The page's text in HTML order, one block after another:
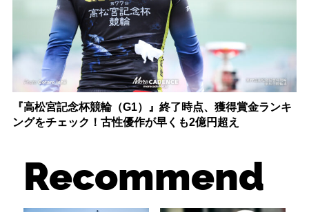
『高松宮記念杯競輪（G1）』終了時点、獲得賞金ランキ
ングをチェック！古性優作が早くも2億円超え
Recommend